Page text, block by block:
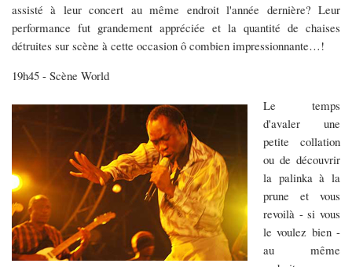
assisté à leur concert au même endroit l'année dernière? Leur
performance fut grandement appréciée et la quantité de chaises
détruites sur scène à cette occasion ô combien impressionnante…!
19h45 - Scène World
Le temps
d'avaler une
petite collation
ou de découvrir
la palinka à la
prune et vous
revoilà - si vous
le voulez bien -
au même